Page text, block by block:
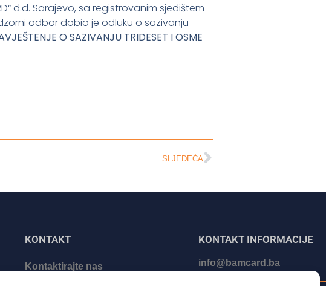
d.d. Sarajevo, sa registrovanim sjedištem
odbor dobio je odluku o sazivanju
O SAZIVANJU TRIDESET I OSME
SLJEDEĆA
KONTAKT
Kontaktirajte nas
KONTAKT INFORMACIJE
info@bamcard.ba